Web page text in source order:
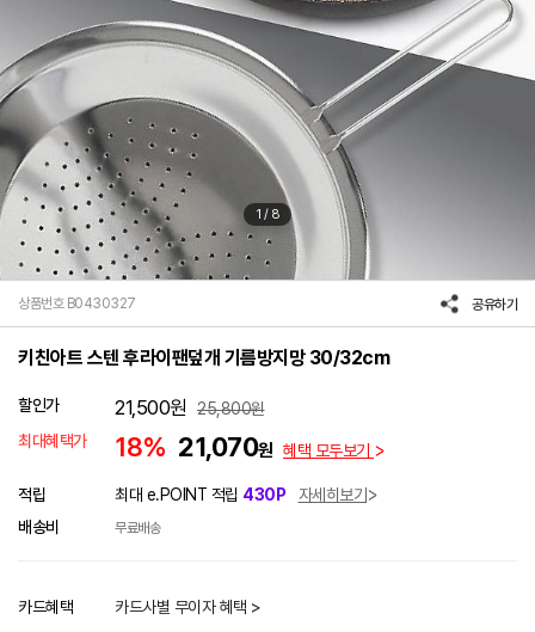
1 / 8
상품번호 B0430327 공유하기
키친아트 스텐 후라이팬덮개 기름방지망 30/32cm
할인가 21,500원 25,800원
최대혜택가
18% 21,070원 혜택 모두보기
적립 최대 e.POINT 적립 430P
자세히보기
배송비
무료배송
카드혜택 카드사별 무이자 혜택 >